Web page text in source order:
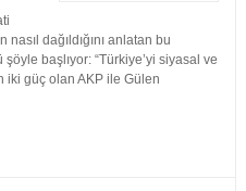
nasıl dağıldığını anlatan bu
başlıyor: “Türkiye’yi siyasal ve
iki güç olan AKP ile Gülen